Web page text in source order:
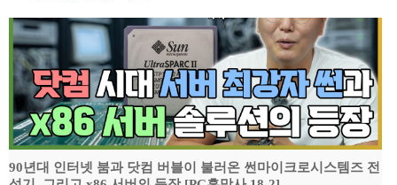
90년대 인터넷 붐과 닷컴 버블이 불러온 썬마이크로시스템즈 전